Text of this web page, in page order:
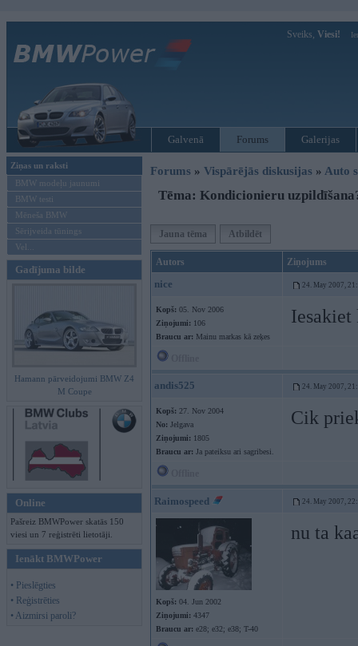
Sveiks, Viesi!
Galvenā Forums Galerijas
Ziņas un raksti
BMW modeļu jaunumi
BMW testi
Mēneša BMW
Sērijveida tūnings
Vel...
Gadījuma bilde
Hamann pārveidojumi BMW Z4
M Coupe
Online
Pašreiz BMWPower skatās 150
viesi un 7 reģistrēti lietotāji.
Ienākt BMWPower
• Pieslēgties
• Reģistrēties
• Aizmirsi paroli?
Forums » Vispārējās diskusijas » Auto
Tēma: Kondicionieru
Jauna tēma Atbildēt
Autors Ziņojums
nice 24. May 2007,
Kopš: 05. Nov 2006
Ziņojumi: 106
Braucu ar: Mainu markas kā zeķes
Iesakiet
andis525 24. May 2007,
Kopš: 27. Nov 2004
No: Jelgava
Ziņojumi: 1805
Braucu ar: Ja pateiksu ari sagribesi.
Cik
Raimospeed 24. May 2007,
Kopš: 04. Jun 2002
Ziņojumi: 4347
Braucu ar: e28; e32; e38; T-40
nu ta